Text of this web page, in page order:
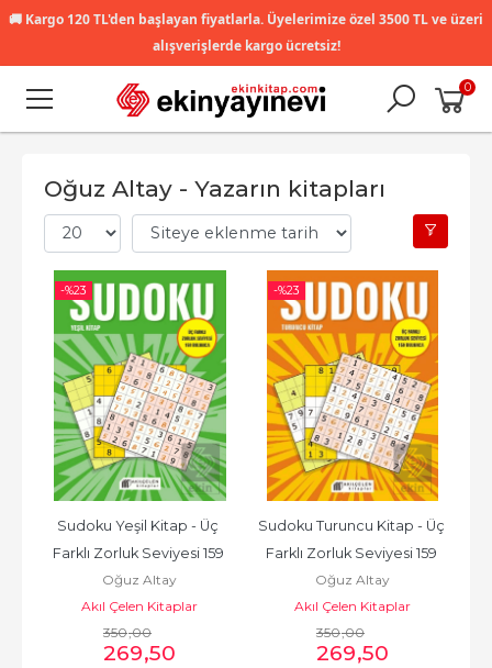
🚚 Kargo 120 TL'den başlayan fiyatlarla. Üyelerimize özel 3500 TL ve üzeri
alışverişlerde kargo ücretsiz!
0
Oğuz Altay - Yazarın kitapları
-%23
Sudoku Yeşil Kitap - Üç
Farklı Zorluk Seviyesi 159
Bulmaca
Oğuz Altay
Akıl Çelen Kitaplar
350,00
269,50
-%23
Sudoku Turuncu Kitap - Üç
Farklı Zorluk Seviyesi 159
Bulmaca
Oğuz Altay
Akıl Çelen Kitaplar
350,00
269,50